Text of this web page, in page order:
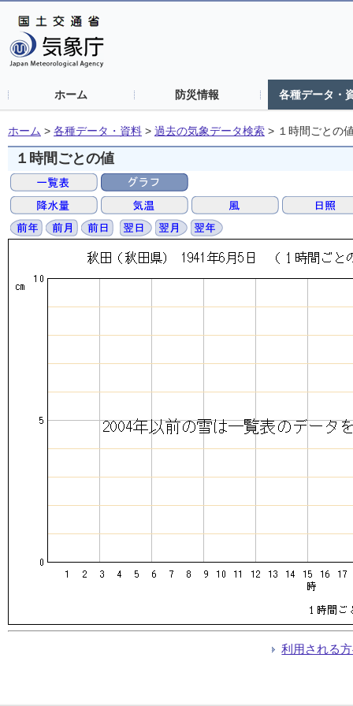
ホーム 防災情報 各種データ・
ホーム > 各種データ・資料 > 過去の気象データ検索 > １時間ごとの
１時間ごとの値
利用される